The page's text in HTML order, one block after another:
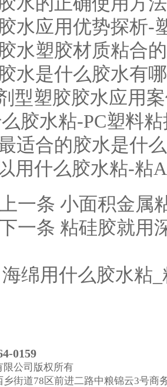
水应用优势探析-
水塑胶材质粘合
水是什么胶水有
型塑胶胶水应用
胶水粘-PC塑料
适合的胶水是什
用什么胶水粘-粘
上一条 小面积金属
一条 粘硅胶就用
海绵用什么胶水粘
0159
公司 版权所有
街道78区前进二路中粮锦云3号商